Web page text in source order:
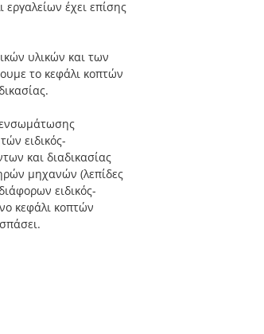
έχει επίσης
υλικών και των
το κεφάλι κοπτών
ενσωμάτωσης
ειδικός-
και διαδικασίας
μηχανών (λεπίδες
ειδικός-
κεφάλι κοπτών